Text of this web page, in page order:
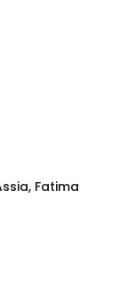
Fatima